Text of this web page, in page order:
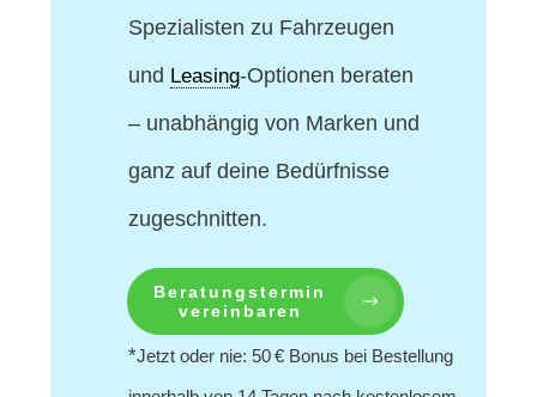
Spezialisten zu Fahrzeugen
und Leasing-Optionen beraten
– unabhängig von Marken und
ganz auf deine Bedürfnisse
zugeschnitten.
Beratungstermin
vereinbaren
*Jetzt oder nie: 50 € Bonus bei Bestellung